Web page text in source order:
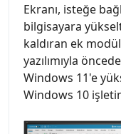
Ekranı, isteğe
bilgisayara
kaldıran ek
yazılımıyla
Windows 11'e
Windows 10